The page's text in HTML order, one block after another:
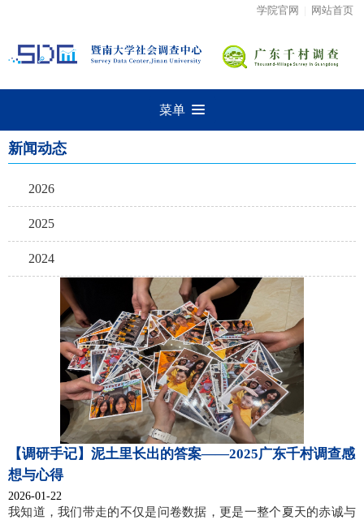
学院官网 网站首页
菜单
新闻动态
2026
2025
2024
2018
【调研手记】泥土里长出的答案——2025广东千村调查感
想与心得
2026-01-22
我知道，我们带走的不仅是问卷数据，更是一整个夏天的赤诚与